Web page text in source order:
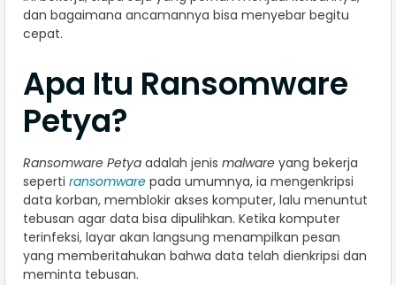
dan bagaimana ancamannya bisa menyebar begitu
cepat.
Apa Itu Ransomware
Petya?
Ransomware Petya adalah jenis malware yang bekerja
seperti ransomware pada umumnya, ia mengenkripsi
data korban, memblokir akses komputer, lalu menuntut
tebusan agar data bisa dipulihkan. Ketika komputer
terinfeksi, layar akan langsung menampilkan pesan
yang memberitahukan bahwa data telah dienkripsi dan
meminta tebusan.